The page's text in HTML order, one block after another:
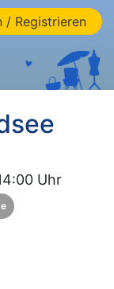
/ Registrieren
Uhr